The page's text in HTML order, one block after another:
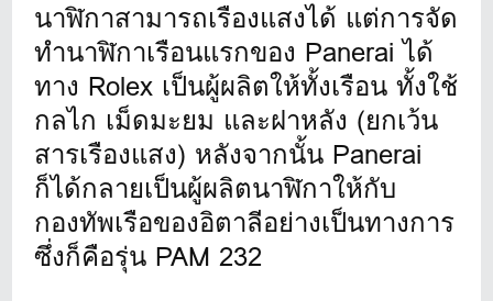
นาฬิกาสามารถเรืองแสงได้ แต่การจัด
ทำนาฬิกาเรือนแรกของ Panerai ได้
ทาง Rolex เป็นผู้ผลิตให้ทั้งเรือน ทั้งใช้
กลไก เม็ดมะยม และฝาหลัง (ยกเว้น
สารเรืองแสง) หลังจากนั้น Panerai
ก็ได้กลายเป็นผู้ผลิตนาฬิกาให้กับ
กองทัพเรือของอิตาลีอย่างเป็นทางการ
ซึ่งก็คือรุ่น PAM 232